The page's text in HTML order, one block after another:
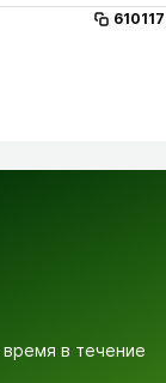
610117
в течение